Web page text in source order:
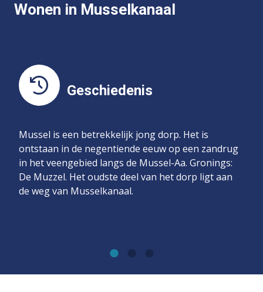
Wonen in Musselkanaal
Geschiedenis
Mussel is een betrekkelijk jong dorp. Het is
ontstaan in de negentiende eeuw op een zandrug
in het veengebied langs de Mussel-Aa. Gronings:
De Muzzel. Het oudste deel van het dorp ligt aan
de weg van Musselkanaal.